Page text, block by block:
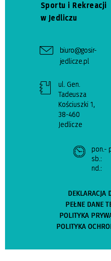
Sportu i Rekreacji
w Jedliczu
biuro@gosir-
jedlicze.pl
ul. Gen.
Tadeusza
Kościuszki 1,
38-460
Jedlicze
pon.-
sb.:
nd.:
DEKLARACJA
PEŁNE DANE
POLITYKA
POLITYKA